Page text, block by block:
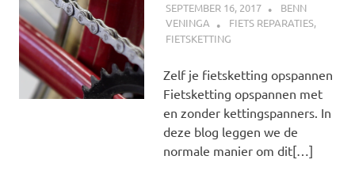
SEPTEMBER 16, 2017
BENN
VENINGA
FIETS REPARATIES,
FIETSKETTING
Zelf je fietsketting opspannen
Fietsketting opspannen met
en zonder kettingspanners. In
deze blog leggen we de
normale manier om dit[…]